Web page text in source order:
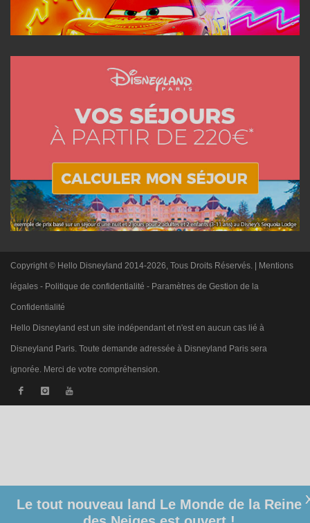
Copyright © Hello Disneyland 2014-2026, Tous Droits Réservés. | Mentions
légales - Politique de confidentialité - Paramètres de Gestion de la
Confidentialité
Hello Disneyland est un site indépendant et n'est en aucun cas lié à
Disneyland Paris. Toute demande adressée à Disneyland Paris sera
ignorée. Merci de votre compréhension.
Le tout nouveau land Le Monde de la Reine